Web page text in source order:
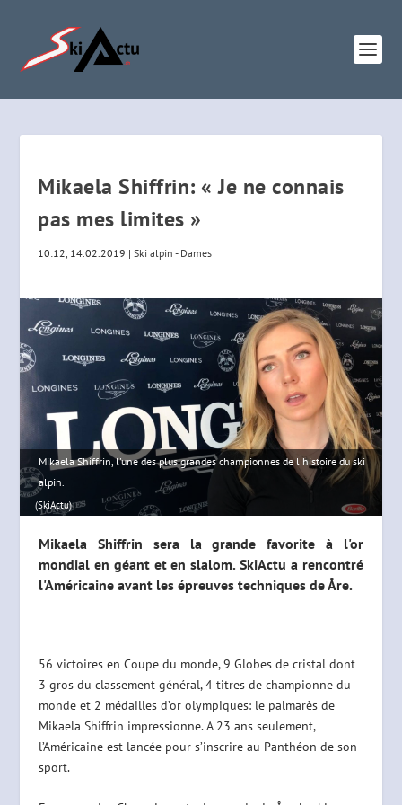
Mikaela Shiffrin: « Je ne connais
pas mes limites »
10:12, 14.02.2019 |Ski alpin - Dames
Mikaela Shiffrin, l'une des plus grandes championnes de l'histoire du ski
alpin.
(SkiActu)
Mikaela Shiffrin sera la grande favorite à l'or
mondial en géant et en slalom. SkiActu a rencontré
l'Américaine avant les épreuves techniques de Åre.
56 victoires en Coupe du monde, 9 Globes de cristal dont
3 gros du classement général, 4 titres de championne du
monde et 2 médailles d’or olympiques: le palmarès de
Mikaela Shiffrin impressionne. A 23 ans seulement,
l’Américaine est lancée pour s’inscrire au Panthéon de son
sport.